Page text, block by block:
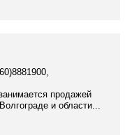
продажей
и области...